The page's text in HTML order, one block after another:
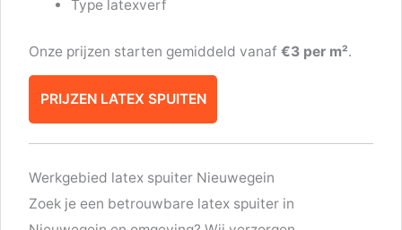
Type latexverf
Onze prijzen starten gemiddeld vanaf€3 per m².
PRIJZEN LATEX SPUITEN
Werkgebied latex spuiter Nieuwegein
Zoek je een betrouwbare latex spuiter in